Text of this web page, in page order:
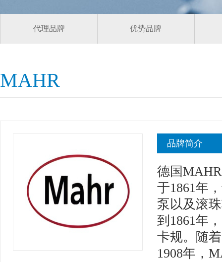
代理品牌 优势品牌
MAHR
品牌简介
德国
于1861年
泵以及滚
到1861年
卡规。随
1908年，